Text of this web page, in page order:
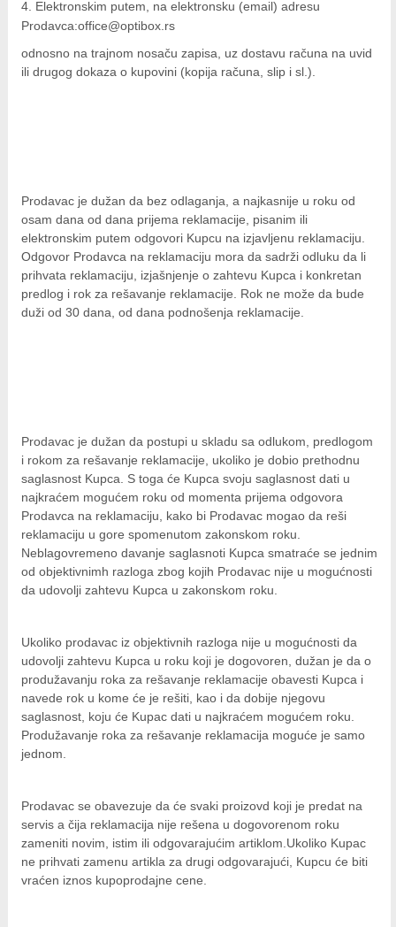
4. Elektronskim putem, na elektronsku (email) adresu
Prodavca:office@optibox.rs
odnosno na trajnom nosaču zapisa, uz dostavu računa na uvid
ili drugog dokaza o kupovini (kopija računa, slip i sl.).
Prodavac je dužan da bez odlaganja, a najkasnije u roku od
osam dana od dana prijema reklamacije, pisanim ili
elektronskim putem odgovori Kupcu na izjavljenu reklamaciju.
Odgovor Prodavca na reklamaciju mora da sadrži odluku da li
prihvata reklamaciju, izjašnjenje o zahtevu Kupca i konkretan
predlog i rok za rešavanje reklamacije. Rok ne može da bude
duži od 30 dana, od dana podnošenja reklamacije.
Prodavac je dužan da postupi u skladu sa odlukom, predlogom
i rokom za rešavanje reklamacije, ukoliko je dobio prethodnu
saglasnost Kupca. S toga će Kupca svoju saglasnost dati u
najkraćem mogućem roku od momenta prijema odgovora
Prodavca na reklamaciju, kako bi Prodavac mogao da reši
reklamaciju u gore spomenutom zakonskom roku.
Neblagovremeno davanje saglasnoti Kupca smatraće se jednim
od objektivnimh razloga zbog kojih Prodavac nije u mogućnosti
da udovolji zahtevu Kupca u zakonskom roku.
Ukoliko prodavac iz objektivnih razloga nije u mogućnosti da
udovolji zahtevu Kupca u roku koji je dogovoren, dužan je da o
produžavanju roka za rešavanje reklamacije obavesti Kupca i
navede rok u kome će je rešiti, kao i da dobije njegovu
saglasnost, koju će Kupac dati u najkraćem mogućem roku.
Produžavanje roka za rešavanje reklamacija moguće je samo
jednom.
Prodavac se obavezuje da će svaki proizovd koji je predat na
servis a čija reklamacija nije rešena u dogovorenom roku
zameniti novim, istim ili odgovarajućim artiklom.Ukoliko Kupac
ne prihvati zamenu artikla za drugi odgovarajući, Kupcu će biti
vraćen iznos kupoprodajne cene.